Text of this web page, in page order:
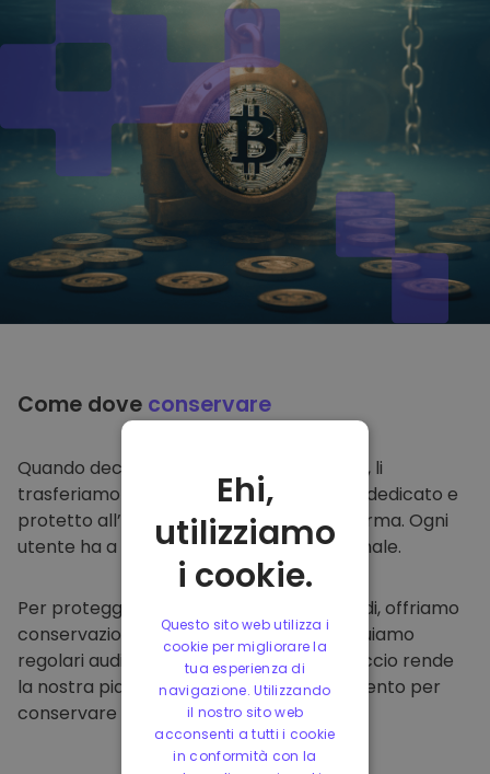
Come dove conservare
Quando decidi di comprare su
, li
trasferiamo direttamente nel tuo wallet dedicato e
protetto all’interno della nostra piattaforma. Ogni
utente ha a disposizione un wallet personale.
Per proteggere i nostri clienti e i loro fondi, offriamo
conservazione offline protetta ed effettuiamo
regolari audit di sicurezza. Questo approccio rende
la nostra piattaforma un punto di riferimento per
conservare e altre criptovalute.
Ehi,
utilizziamo
i cookie.
Questo sito web utilizza i
cookie per migliorare la
tua esperienza di
navigazione. Utilizzando
il nostro sito web
acconsenti a tutti i cookie
in conformità con la